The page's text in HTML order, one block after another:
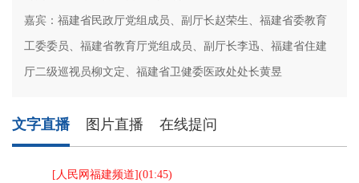
嘉宾：福建省民政厅党组成员、副厅长赵荣生、福建省委教育
工委委员、福建省教育厅党组成员、副厅长李迅、福建省住建
厅二级巡视员柳文定、福建省卫健委医政处处长黄昱
文字直播 图片直播 在线提问
[ 人民网福建频道](01:45)